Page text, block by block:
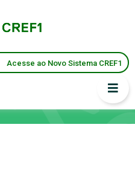
Acesse ao Novo Sistema CREF1